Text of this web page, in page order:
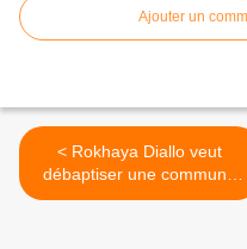
Ajouter un
< Rokhaya Diallo veut
débaptiser une commune
française : la cancel culture